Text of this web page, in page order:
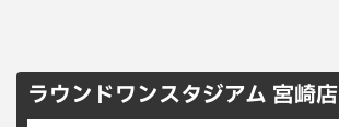
ラウンドワンスタジアム 宮崎店